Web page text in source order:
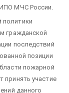
МЧС России.
гражданской
последствий
позиции
пожарной
участие
данного